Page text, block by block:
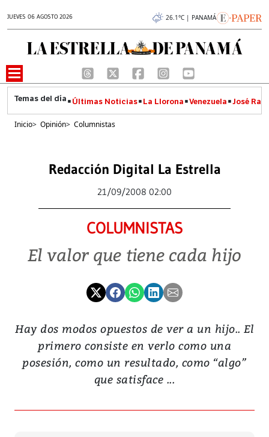
JUEVES 06 AGOSTO 2026 26.1°C | PANAMÁ
Últimas Noticias La Llorona Venezuela José
Inicio> Opinión> Columnistas
Redacción Digital La Estrella
21/09/2008 02:00
COLUMNISTAS
El valor que tiene cada hijo
Hay dos modos opuestos de ver a un hijo.. El
primero consiste en verlo como una
posesión, como un resultado, como “algo”
que satisface ...